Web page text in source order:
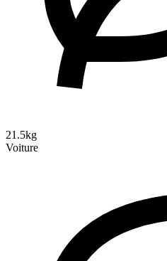
21.5kg
Voiture